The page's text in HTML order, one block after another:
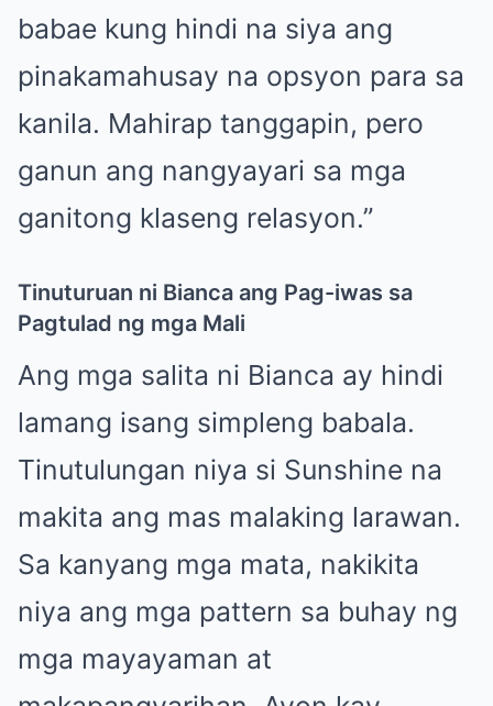
babae kung hindi na siya ang
pinakamahusay na opsyon para sa
kanila. Mahirap tanggapin, pero
ganun ang nangyayari sa mga
ganitong klaseng relasyon.”
Tinuturuan ni Bianca ang Pag-iwas sa
Pagtulad ng mga Mali
Ang mga salita ni Bianca ay hindi
lamang isang simpleng babala.
Tinutulungan niya si Sunshine na
makita ang mas malaking larawan.
Sa kanyang mga mata, nakikita
niya ang mga pattern sa buhay ng
mga mayayaman at